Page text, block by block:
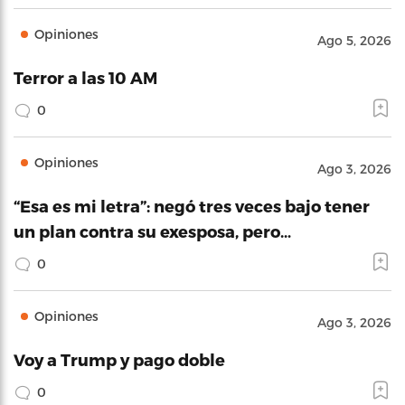
Opiniones Ago 5, 2026
Terror a las 10 AM
0
Opiniones Ago 3, 2026
“Esa es mi letra”: negó tres veces bajo tener
un plan contra su exesposa, pero…
0
Opiniones Ago 3, 2026
Voy a Trump y pago doble
0